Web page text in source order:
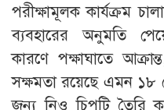
পরীক্ষামূলক কার্যক্রম
ব্যবহারের অনুমতি
কারণে পক্ষাঘাতে
সক্ষমতা রয়েছে এমন ১৮
জন্য নিও চিপটি তৈরি